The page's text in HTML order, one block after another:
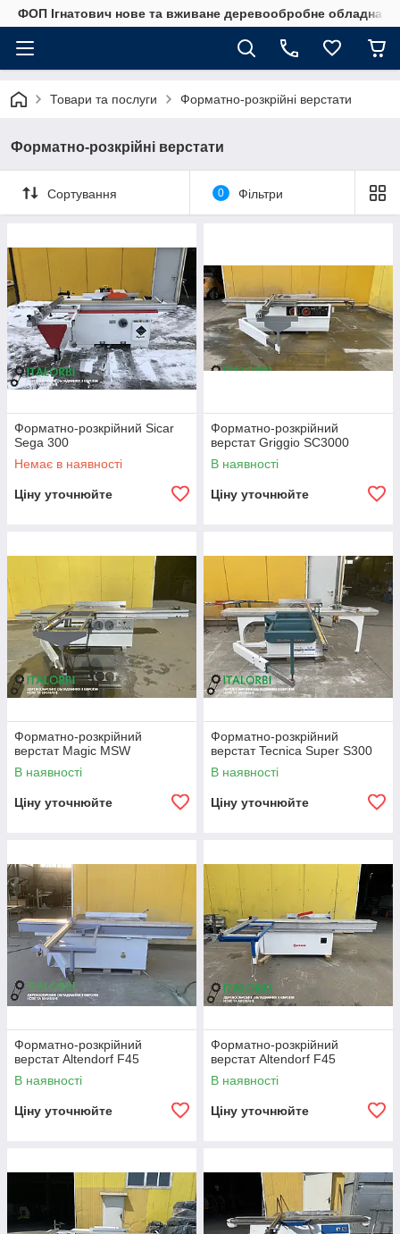
ФОП Ігнатович нове та вживане деревообробне
Товари та послуги Форматно-розкрійні верстати
Форматно-розкрійні верстати
Сортування 0 Фільтри
Форматно-розкрійний Sicar
Sega 300
Немає в наявності
Ціну уточнюйте
Форматно-розкрійний
верстат Griggio SC3000
В наявності
Ціну уточнюйте
Форматно-розкрійний
верстат Magic MSW
В наявності
Ціну уточнюйте
Форматно-розкрійний
верстат Tecnica Super S300
В наявності
Ціну уточнюйте
Форматно-розкрійний
верстат Altendorf F45
В наявності
Ціну уточнюйте
Форматно-розкрійний
верстат Altendorf F45
В наявності
Ціну уточнюйте